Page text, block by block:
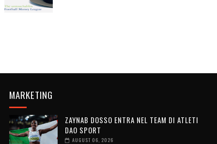
MARKETING
ZAYNAB DOSSO ENTRA NEL TEAM DI ATLETI
DAO SPORT
AUGUST 06, 2026